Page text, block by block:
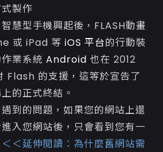
製作
慧型手機興起後，FLASH動畫
或 iPad 等 iOS 平台的行動裝
業系統 Android 也在 2012
Flash 的支援，這等於宣告了
的正式終結。
到的問題，如果您的網站上還
入您網站後，只會看到您有一
＜＜延伸閱讀： 為什麼舊網站需